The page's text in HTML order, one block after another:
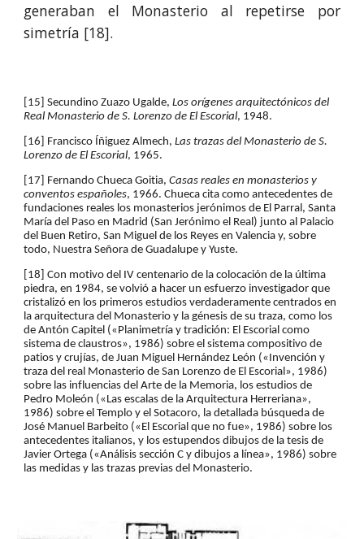
generaban el Monasterio al repetirse por
simetría [18].
[15] Secundino Zuazo Ugalde, Los orígenes arquitectónicos del
Real Monasterio de S. Lorenzo de El Escorial, 1948.
[16] Francisco Íñiguez Almech, Las trazas del Monasterio de S.
Lorenzo de El Escorial, 1965.
[17] Fernando Chueca Goitia, Casas reales en monasterios y
conventos españoles, 1966. Chueca cita como antecedentes de
fundaciones reales los monasterios jerónimos de El Parral, Santa
María del Paso en Madrid (San Jerónimo el Real) junto al Palacio
del Buen Retiro, San Miguel de los Reyes en Valencia y, sobre
todo, Nuestra Señora de Guadalupe y Yuste.
[18] Con motivo del IV centenario de la colocación de la última
piedra, en 1984, se volvió a hacer un esfuerzo investigador que
cristalizó en los primeros estudios verdaderamente centrados en
la arquitectura del Monasterio y la génesis de su traza, como los
de Antón Capitel («Planimetría y tradición: El Escorial como
sistema de claustros», 1986) sobre el sistema compositivo de
patios y crujías, de Juan Miguel Hernández León («Invención y
traza del real Monasterio de San Lorenzo de El Escorial», 1986)
sobre las influencias del Arte de la Memoria, los estudios de
Pedro Moleón («Las escalas de la Arquitectura Herreriana»,
1986) sobre el Templo y el Sotacoro, la detallada búsqueda de
José Manuel Barbeito («El Escorial que no fue», 1986) sobre los
antecedentes italianos, y los estupendos dibujos de la tesis de
Javier Ortega («Análisis sección C y dibujos a línea», 1986) sobre
las medidas y las trazas previas del Monasterio.